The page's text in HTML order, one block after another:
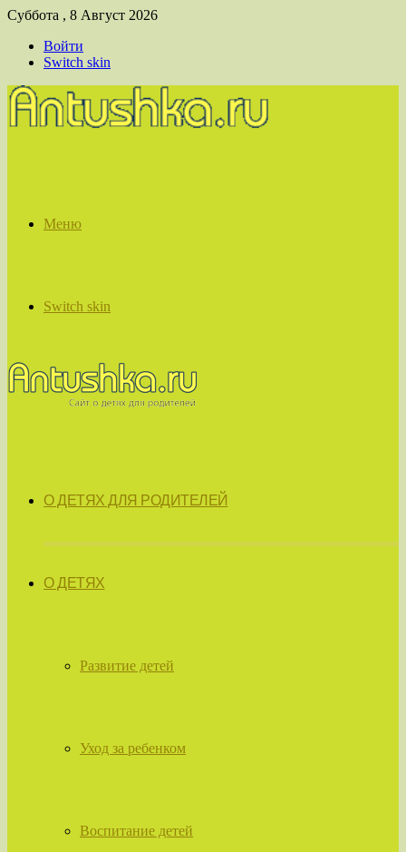
Суббота , 8 Август 2026
Войти
Switch skin
Меню
Switch skin
О ДЕТЯХ ДЛЯ РОДИТЕЛЕЙ
О ДЕТЯХ
Развитие детей
Уход за ребенком
Воспитание детей